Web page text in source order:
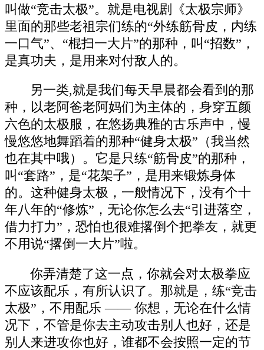
叫做“竞击太极”。就是电视剧《太极宗师》
里面的那些老祖宗们练的“外练筋骨皮，内练
一口气”、“棍扫一大片”的那种，叫“招数”，
是真功夫，是用来对付敌人的。
另一类,就是我们每天早晨都会看到的那
种，以老阿爸老阿妈们为主体的，身穿五颜
六色的太极服，在悠扬典雅的古乐声中，慢
慢悠悠地舞蹈着的那种“健身太极”（我当然
也在其中哦）。它是只练“筋骨皮”的那种，
叫“套路”，是“花架子”，是用来锻炼身体
的。这种健身太极，一般情况下，没有个十
年八年的“修炼”，无论你怎么去“引进落空，
借力打力”，恐怕也很难撂倒个把拳友，就更
不用说“撂倒一大片”啦。
你弄清楚了这一点，你就会对太极拳应
不应该配乐，有所认识了。那就是，练“竞击
太极”，不用配乐 —— 你想，无论在什么情
况下，不管是你去主动攻击别人也好，还是
别人来进攻你也好，谁都不会按照一定的节